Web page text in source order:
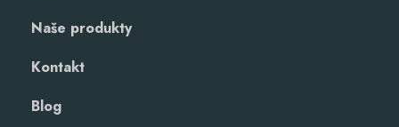
Naše produkty
Kontakt
Blog